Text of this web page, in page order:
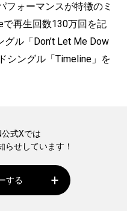
フォーマンスが特徴のミ
で再生回数130万回を記
ル「Don’t Let Me Dow
シングル「Timeline」を
公式Xでは
らせしています！
する